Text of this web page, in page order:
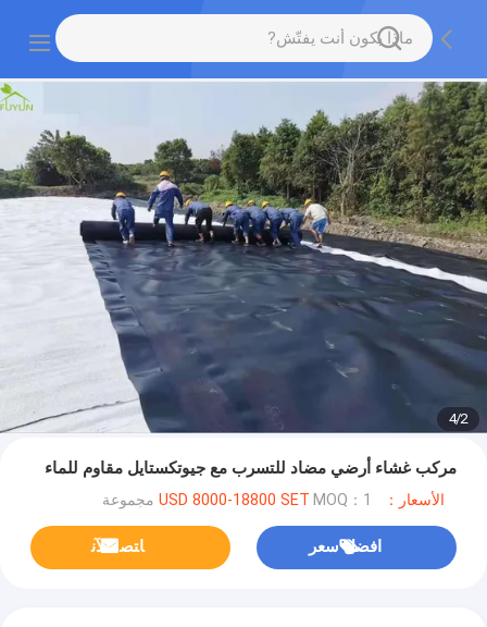
2
/
4
مركب غشاء أرضي مضاد للتسرب مع جيوتكستايل مقاوم للماء
الأسعار：USD 8000-18800 SET MOQ：1 مجموعة
افضل سعر ﺎﺘﺼﻟ ﺍﻶﻧ